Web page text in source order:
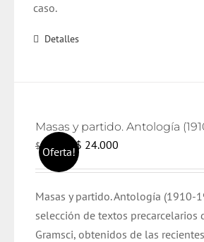
caso.
Detalles
Oferta!
Masas y partido. Antología
$25.000
El
precio
era:
$ 25.000.
$ 24.000
es:
$ 24.000.
Masas y partido. Antología (1910-
selección de textos precarcelarios
Gramsci, obtenidos de las